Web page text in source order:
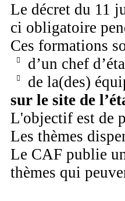
Le décret du 11
ci obligatoire
Ces formations
d’un chef
de la(des)
sur le site de
L'objectif est de
Les thèmes
Le CAF publie
thèmes qui